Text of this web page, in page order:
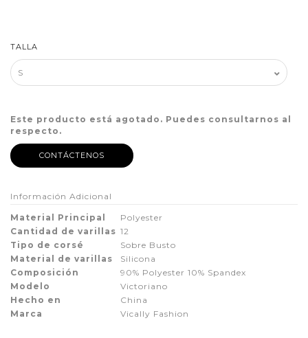
TALLA
Este producto está agotado. Puedes consultarnos al
respecto.
CONTÁCTENOS
Información Adicional
Material Principal
Polyester
Cantidad de varillas 12
Tipo de corsé
Sobre Busto
Material de varillas
Silicona
Composición
90% Polyester 10% Spandex
Modelo
Victoriano
Hecho en
China
Marca
Vically Fashion